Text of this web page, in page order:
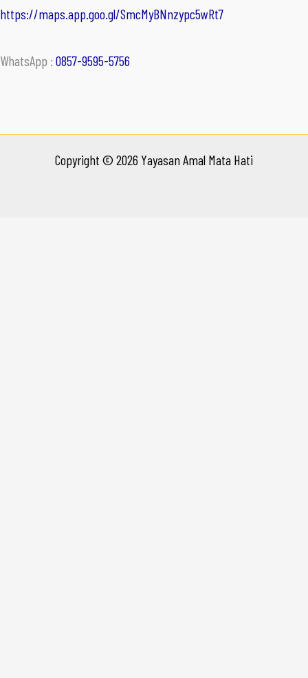
https://maps.app.goo.gl/SmcMyBNnzypc5wRt7
WhatsApp : 0857-9595-5756
Copyright © 2026 Yayasan Amal Mata Hati